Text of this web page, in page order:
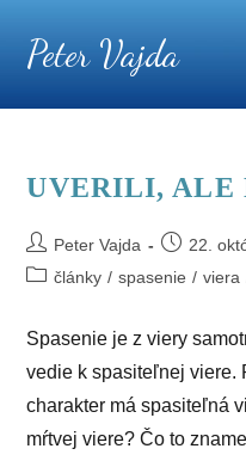
contentPeter Vajda
UVERILI, ALE
Post
author:
Peter Vajda
Post
published:
22.
Postčlánky / spasenie / viera
Spasenie je z viery
vedie k spasiteľnej viere.
charakter má spasiteľná
mŕtvej viere? Čo to